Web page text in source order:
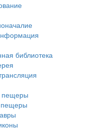
библиотека
пещеры